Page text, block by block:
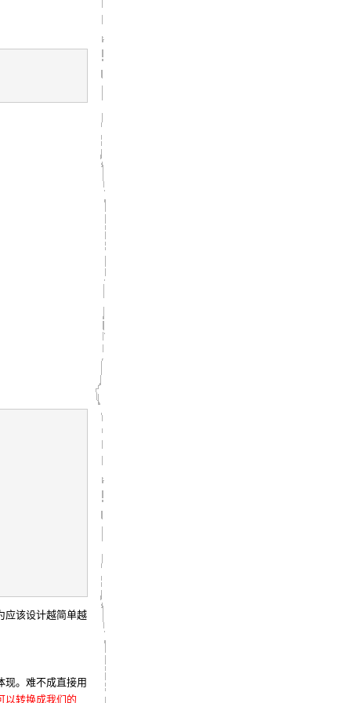
应该设计越简单越
现。难不成直接用
以转换成我们的